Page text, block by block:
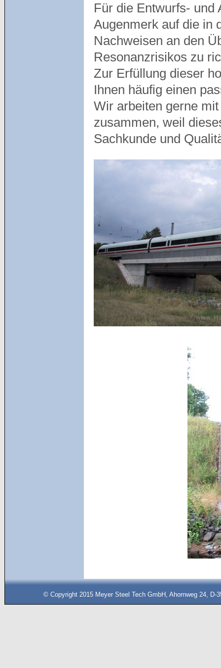
Für die Entwurfs- und
Augenmerk auf die in
Nachweisen an den
Resonanzrisikos zu
Zur Erfüllung dieser
Ihnen häufig einen
Wir arbeiten gerne
zusammen, weil
Sachkunde und
© Copyright 2015 Meyer Steel Tech GmbH, Ahornweg 24, D-